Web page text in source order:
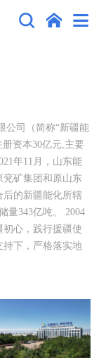
公司（简称“新疆能
资本30亿元,主要
年11月，山东能
矿集团和原山东
后的新疆能化所辖
量343亿吨。 2004
心，践行援疆使
持下，严格落实地
、伊犁、南疆、
，建成以煤炭开采
。所辖生产煤矿5
万吨的伊犁一矿